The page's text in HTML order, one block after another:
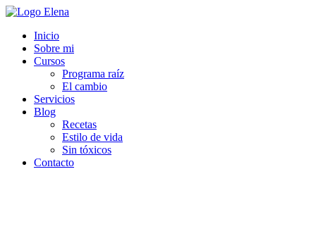
Inicio
Sobre mi
Cursos
Programa raíz
El cambio
Servicios
Blog
Recetas
Estilo de vida
Sin tóxicos
Contacto